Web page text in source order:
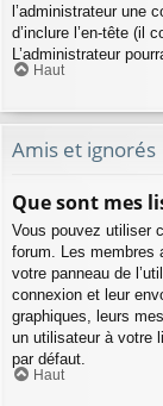
l’administrateur une
d’inclure l’en-tête (il
L’administrateur
Haut
Amis et ignorés
Que sont mes
Vous pouvez utiliser
forum. Les membres
votre panneau de
connexion et leur
graphiques, leurs
un utilisateur à votre
par défaut.
Haut